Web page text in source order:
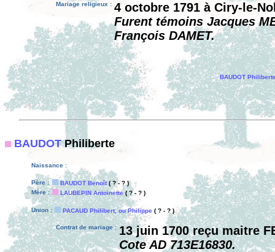
Mariage religieux : 4 octobre 1791 à Ciry-le-
Furent témoins Jacques
François DAMET.
BAUDOT
BAUDOTPhiliberte
Naissance :
Père : BAUDOT Benoît( ? - ? )
Mère :
LAUBEPIN Antoinette( ? - ? )
Union : PACAUD Philibert, ou Philippe ( ? - ? )
Contrat de mariage : 13 juin 1700 reçu maitre
Cote AD 713E16830.